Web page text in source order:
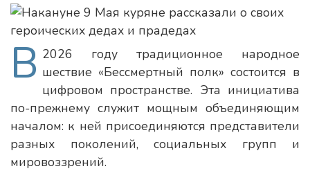
В 2026 году традиционное народное
шествие «Бессмертный полк» состоится в
цифровом пространстве. Эта инициатива
по-прежнему служит мощным объединяющим
началом: к ней присоединяются представители
разных поколений, социальных групп и
мировоззрений.